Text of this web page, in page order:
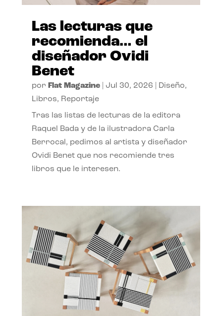
Las lecturas que
recomienda… el
diseñador Ovidi
Benet
por Flat Magazine| Jul 30, 2026 Diseño,
Libros, Reportaje
Tras las listas de lecturas de la editora
Raquel Bada y de la ilustradora Carla
Berrocal, pedimos al artista y diseñador
Ovidi Benet que nos recomiende tres
libros que le interesen.